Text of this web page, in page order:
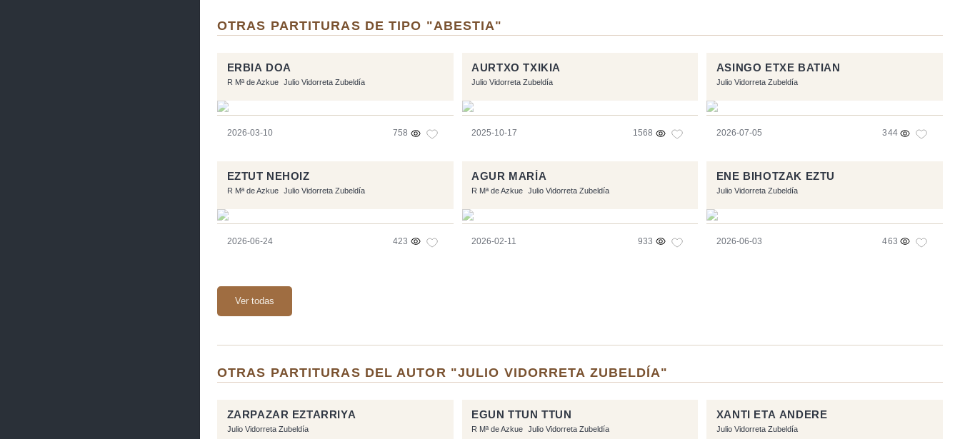
OTRAS PARTITURAS DE TIPO "ABESTIA"
ERBIA DOA
R Mª de Azkue Julio Vidorreta Zubeldía
2026-03-10 758
AURTXO TXIKIA
Julio Vidorreta Zubeldía
2025-10-17 1568
ASINGO ETXE BATIAN
Julio Vidorreta Zubeldía
2026-07-05 344
EZTUT NEHOIZ
R Mª de Azkue Julio Vidorreta Zubeldía
2026-06-24 423
AGUR MARÍA
R Mª de Azkue Julio Vidorreta Zubeldía
2026-02-11 933
ENE BIHOTZAK EZTU
Julio Vidorreta Zubeldía
2026-06-03 463
Ver todas
OTRAS PARTITURAS DEL AUTOR "JULIO VIDORRETA ZUBELDÍA"
ZARPAZAR EZTARRIYA
Julio Vidorreta Zubeldía
EGUN TTUN TTUN
R Mª de Azkue Julio Vidorreta Zubeldía
XANTI ETA ANDERE
Julio Vidorreta Zubeldía